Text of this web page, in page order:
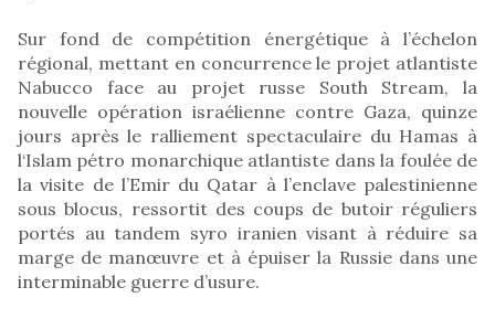
Sur fond de compétition énergétique à l’échelon
régional, mettant en concurrence le projet atlantiste
Nabucco face au projet russe South Stream, la
nouvelle opération israélienne contre Gaza, quinze
jours après le ralliement spectaculaire du Hamas à
l‘Islam pétro monarchique atlantiste dans la foulée de
la visite de l’Emir du Qatar à l’enclave palestinienne
sous blocus, ressortit des coups de butoir réguliers
portés au tandem syro iranien visant à réduire sa
marge de manœuvre et à épuiser la Russie dans une
interminable guerre d’usure.